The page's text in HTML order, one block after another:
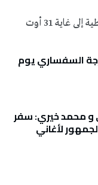
يتواصل فتح باب الترشح أمام الدول المتوسطية إلى غاية 31 أوت
السفساري يوم
و محمد خيري: سفر
لأغاني